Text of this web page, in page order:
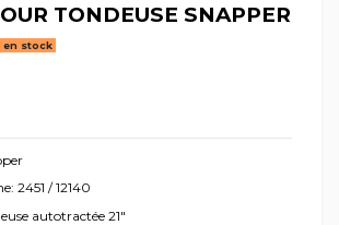
TONDEUSE SNAPPER
en stock
2451 / 12140
autotractée 21"